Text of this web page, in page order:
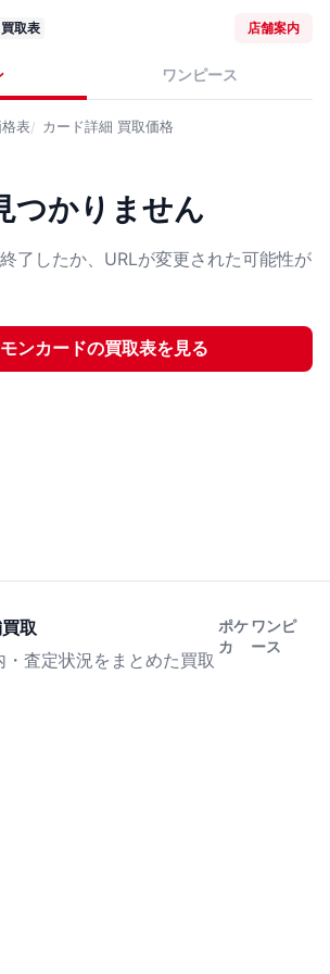
買取表 店舗案内
ワンピース
表 カード詳細 買取価格
つかりません
了したか、URLが変更された可能性が
ンカードの買取表を見る
取
査定状況をまとめた買取
ポケ
カ
ワンピ
ース